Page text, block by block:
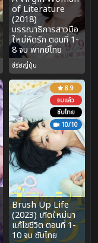
of Literature
(2018)
บรรณาธิการสาวมือ
ใหม่หัดรัก ตอนที่ 1-
8 จบ พากย์ไทย
ซีรีย์ญี่ปุ่น
8.9
จบแล้ว
ซับไทย
10/10
Brush Up Life
(2023) เกิดใหม่มา
แก้ไขชีวิต ตอนที่ 1-
10 จบ ซับไทย